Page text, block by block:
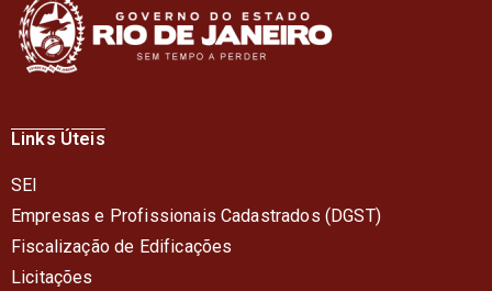
Links Úteis
SEI
Empresas e Profissionais Cadastrados (DGST)
Fiscalização de Edificações
Licitações